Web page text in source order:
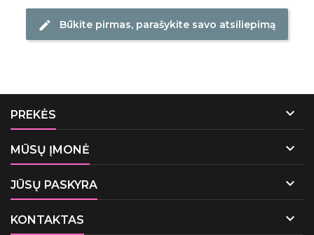
edit Būkite pirmas, parašykite savo atsiliepimą
PREKĖS 
MŪSŲ ĮMONĖ 
JŪSŲ PASKYRA 
KONTAKTAS 